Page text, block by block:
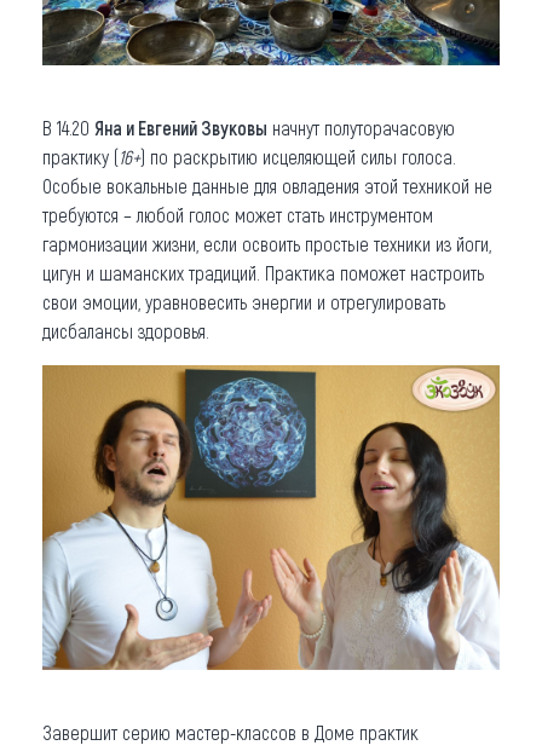
В 14.20 Яна и Евгений Звуковы начнут полуторачасовую
практику (16+) по раскрытию исцеляющей силы голоса.
Особые вокальные данные для овладения этой техникой не
требуются – любой голос может стать инструментом
гармонизации жизни, если освоить простые техники из йоги,
цигун и шаманских традиций. Практика поможет настроить
свои эмоции, уравновесить энергии и отрегулировать
дисбалансы здоровья.
Завершит серию мастер-классов в Доме практик